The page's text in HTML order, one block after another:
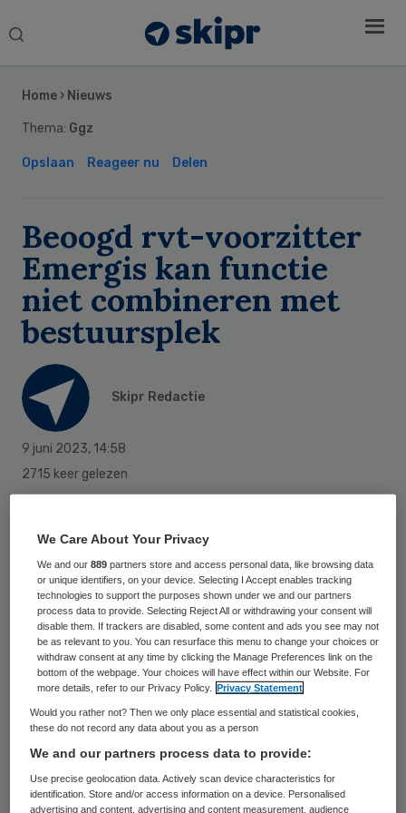
Search
Home › Nieuws
Thema: Ggz
Opslaan Reageer nu Delen
Beoogd rvt-voorzitter
Emergis kan functie
niet combineren met
bestuursplek
Skipr Redactie
9 juni 2023, 14:58
2715 keer gelezen
ggz-instelling Antes per 1 mei heeft Laura
van Goor vroegtijdig haar functie als lid
raad van toezicht binnen Emergis moeten
neerleggen. Haar nieuwe functie is
onverenigbaar met dit lidmaatschap, meldt
Emergis.
raad van toezicht en waardevol in zowel de
Sidebar
We Care About Your Privacy
We and our889 partners store and access personal data, like browsing data
or unique identifiers, on your device. Selecting I Accept enables tracking
technologies to support the purposes shown under we and our partners
process data to provide. Selecting Reject All or withdrawing your consent will
disable them. If trackers are disabled, some content and ads you see may not
be as relevant to you. You can resurface this menu to change your choices or
withdraw consent at any time by clicking the Manage Preferences link on the
bottom of the webpage. Your choices will have effect within our Website. For
more details, refer to our Privacy Policy.
Privacy Statement
Would you rather not? Then we only place essential and statistical cookies,
these do not record any data about you as a person
We and our partners process data to provide:
Use precise geolocation data. Actively scan device characteristics for
identification. Store and/or access information on a device. Personalised
advertising and content, advertising and content measurement, audience